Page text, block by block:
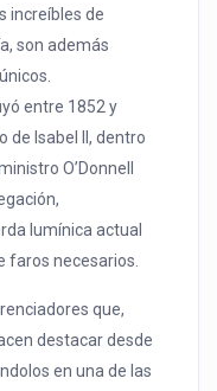
increíbles de
son además
entre 1852 y
de Isabel II, dentro
O’Donnell
lumínica actual
faros necesarios.
que,
destacar desde
en una de las